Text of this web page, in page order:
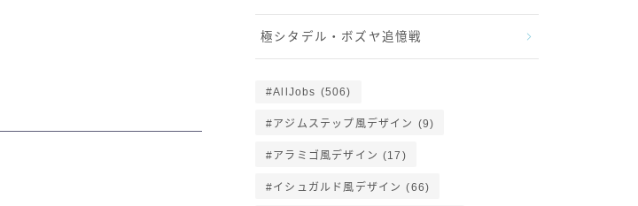
極シタデル・ボズヤ追憶戦
AllJobs (506)
アジムステップ風デザイン (9)
アラミゴ風デザイン (17)
イシュガルド風デザイン (66)